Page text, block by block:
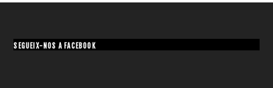
SEGUEIX-NOS A FACEBOOK